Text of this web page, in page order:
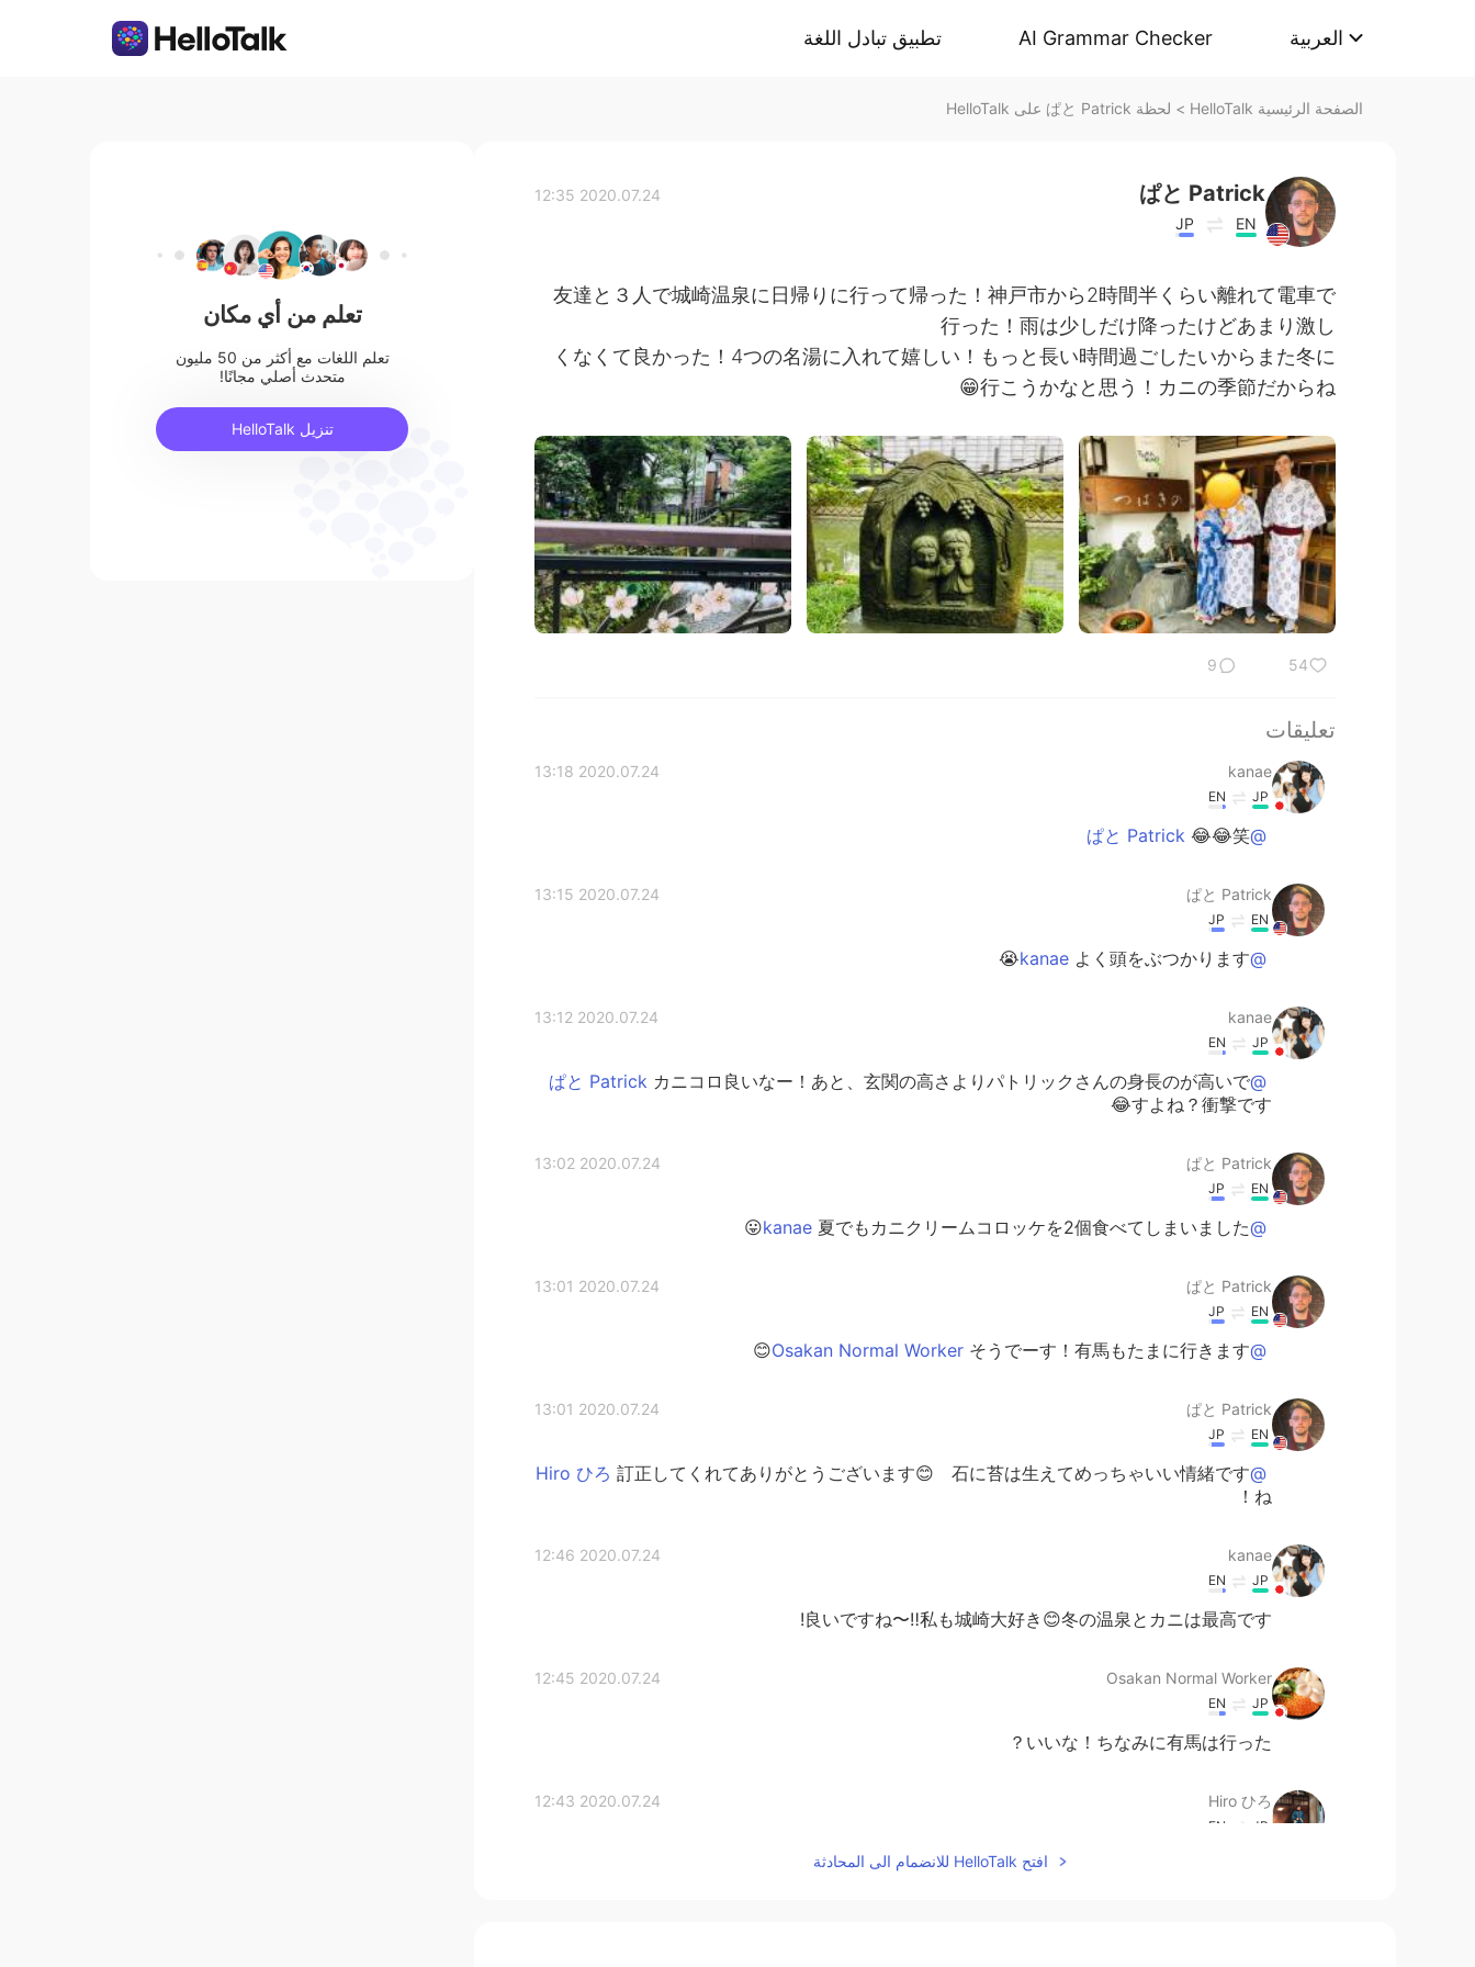
تطبيق تبادل اللغة AI Grammar Checker العربية
الصفحة الرئيسية HelloTalk > لحظة ぱと Patrick على HelloTalk
ぱと Patrick
EN
JP
2020.07.24 12:35
友達と３人で城崎温泉に日帰りに行って帰った！神戸市から2時間半くらい離れて電車で
行った！雨は少しだけ降ったけどあまり激し
くなくて良かった！4つの名湯に入れて嬉しい！もっと長い時間過ごしたいからまた冬に
行こうかなと思う！カニの季節だからね😁
54
9
تعليقات
kanae
2020.07.24 13:18
JP
EN
@ぱと Patrick
😂😂笑
ぱと Patrick
2020.07.24 13:15
EN
JP
@kanae
よく頭をぶつかります😭
kanae
2020.07.24 13:12
JP
EN
@ぱと Patrick
カニコロ良いなー！あと、玄関の高さよりパトリックさんの身長のが高いで
すよね？衝撃です😂
ぱと Patrick
2020.07.24 13:02
EN
JP
@kanae
夏でもカニクリームコロッケを2個食べてしまいました😛
ぱと Patrick
2020.07.24 13:01
EN
JP
@Osakan Normal Worker
そうでーす！有馬もたまに行きます😊
ぱと Patrick
2020.07.24 13:01
EN
JP
@Hiro ひろ
訂正してくれてありがとうございます😊 石に苔は生えてめっちゃいい情緒です
ね！
kanae
2020.07.24 12:46
JP
EN
良いですね〜‼︎私も城崎大好き😊冬の温泉とカニは最高です!
Osakan Normal Worker
2020.07.24 12:45
JP
EN
いいな！ちなみに有馬は行った？
Hiro ひろ
2020.07.24 12:43
JP
EN
友達と３人で城崎温泉に日帰り
افتح HelloTalk للانضمام الى المحادثة
تعلم من أي مكان
تعلم اللغات مع أكثر من 50 مليون
متحدث أصلي مجانًا!
تنزيل HelloTalk